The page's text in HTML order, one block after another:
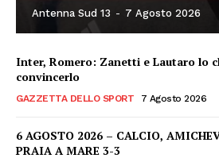
Antenna Sud 13 - 7 Agosto 2026
Inter, Romero: Zanetti e Lautaro lo
convincerlo
GAZZETTA DELLO SPORT 7 Agosto 2026
6 AGOSTO 2026 – CALCIO,
PRAIA A MARE 3-3